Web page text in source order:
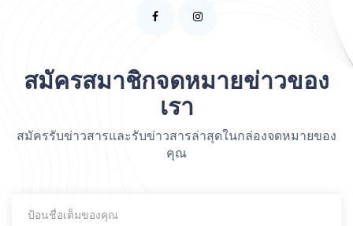
สมัครสมาชิกจดหมายข่าวของ
เรา
สมัครรับข่าวสารและรับข่าวสารล่าสุดในกล่องจดหมายของ
คุณ